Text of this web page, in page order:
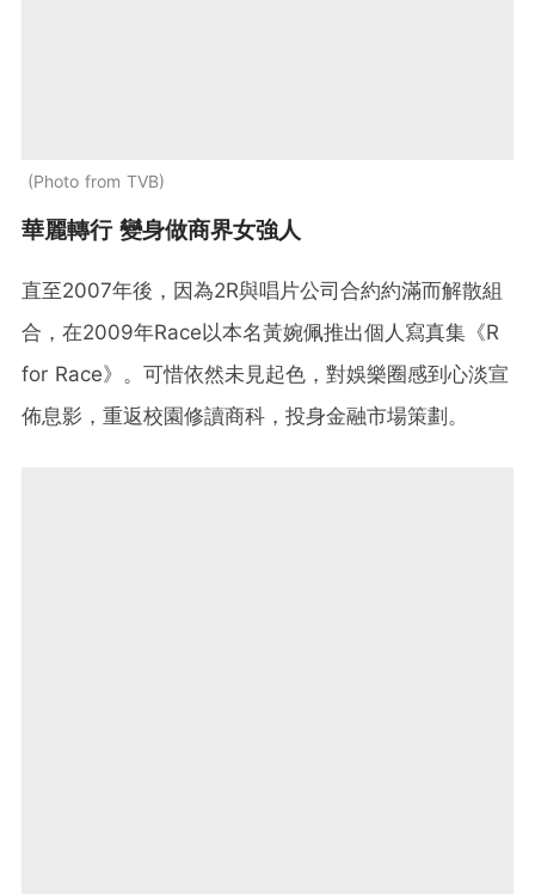
Photo from TVB
華麗轉行 變身做商界女強人
直至2007年後，因為2R與唱片公司合約約滿而解散組
合，在2009年Race以本名黃婉佩推出個人寫真集《R
for Race》。可惜依然未見起色，對娛樂圈感到心淡宣
佈息影，重返校園修讀商科，投身金融市場策劃。